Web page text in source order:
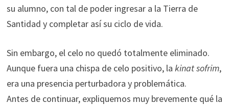
su alumno, con tal de poder ingresar a la Tierra de
Santidad y completar así su ciclo de vida.
Sin embargo, el celo no quedó totalmente eliminado.
Aunque fuera una chispa de celo positivo, la kinat sofrim,
era una presencia perturbadora y problemática.
Antes de continuar, expliquemos muy brevemente qué la